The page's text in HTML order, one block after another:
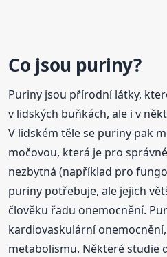
Co jsou puriny?
Puriny jsou přírodní látky,
v lidských buňkách, ale i v
V lidském těle se puriny pak
močovou, která je pro
nezbytná (například pro
puriny potřebuje, ale jejich
člověku řadu onemocnění.
kardiovaskulární
metabolismu. Některé studie